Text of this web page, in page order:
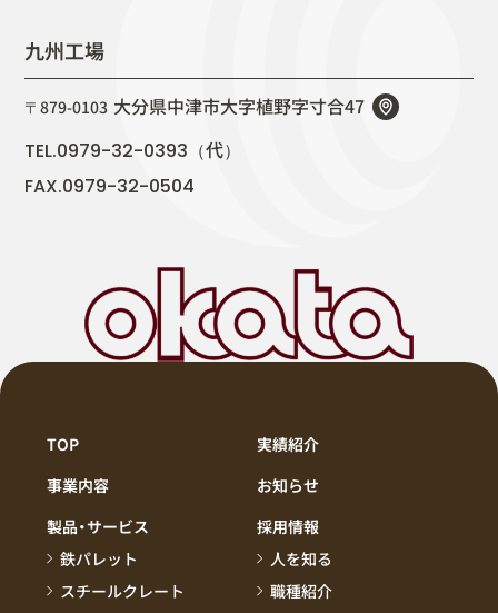
九州工場
〒879-0103 大分県中津市大字植野字寸合47
TEL.0979-32-0393（代）
FAX.0979-32-0504
TOP
事業内容
製品・サービス
鉄パレット
スチールクレート
実績紹介
お知らせ
採用情報
人を知る
職種紹介